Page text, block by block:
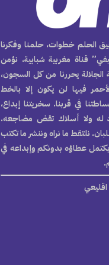
الحلم خطوات، حلمنا وفكرنا
قناة مغربية شبابية، نؤمن
الجلالة يحررنا من كل السجون،
فيها لن يكون إلا بالخط
في قربنا. سخريتنا إبداع،
له ولا أسلاك تقض مضاجعه.
نلتقط ما نراه وننشر ما تكتب
يكتمل عطاؤه بدونكم وإبداعه في